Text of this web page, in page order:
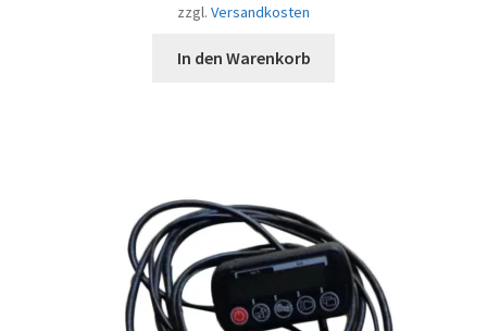
zzgl. Versandkosten
In den Warenkorb